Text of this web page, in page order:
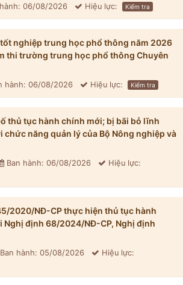
06/08/2026 Hiệu lực: Kiểm tra
nghiệp trung học phổ thông năm 2026
thi trường trung học phổ thông Chuyên
hành: 06/08/2026 Hiệu lực: Kiểm tra
thủ tục hành chính mới; bị bãi bỏ lĩnh
năng quản lý của Bộ Nông nghiệp và
Ban hành: 06/08/2026 Hiệu lực:
2020/NĐ-CP thực hiện thủ tục hành
định 68/2024/NĐ-CP, Nghị định
Ban hành: 05/08/2026 Hiệu lực: